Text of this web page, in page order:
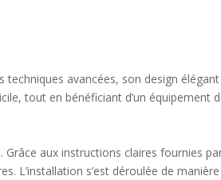
avancées, son design
tout en bénéficiant d’un équipement
aux instructions claires fournies
L’installation s’est déroulée de